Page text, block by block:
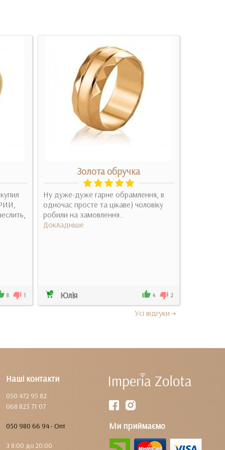
8 1
Золота обручка
Ну дуже-дуже гарне обрамлення, в
одночас просте та цікаве) чоловіку
робили на замовлення..
Докладніше
Юлія 4 2
Усi вiдгуки
Наші контакти
050 472 95 82
068 823 71 07
050 980 66 94 - Опт
З 8:00 до 20:00
Ми приймаємо